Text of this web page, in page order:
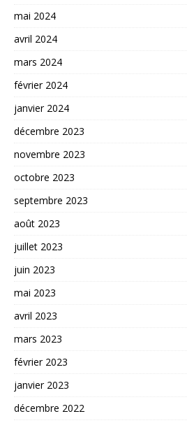
mai 2024
avril 2024
mars 2024
février 2024
janvier 2024
décembre 2023
novembre 2023
octobre 2023
septembre 2023
août 2023
juillet 2023
juin 2023
mai 2023
avril 2023
mars 2023
février 2023
janvier 2023
décembre 2022